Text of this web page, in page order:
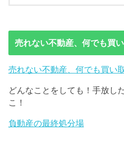
売れない不動産、何でも買い
売れない不動産、何でも買い
どんなことをしても！手放し
こ！
負動産の最終処分場